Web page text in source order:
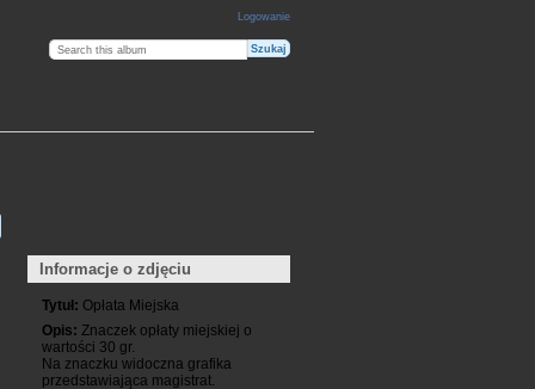
Logowanie
Informacje o zdjęciu
Tytuł: Opłata Miejska
Opis: Znaczek opłaty miejskiej o
wartości 30 gr.
Na znaczku widoczna grafika
przedstawiająca magistrat.